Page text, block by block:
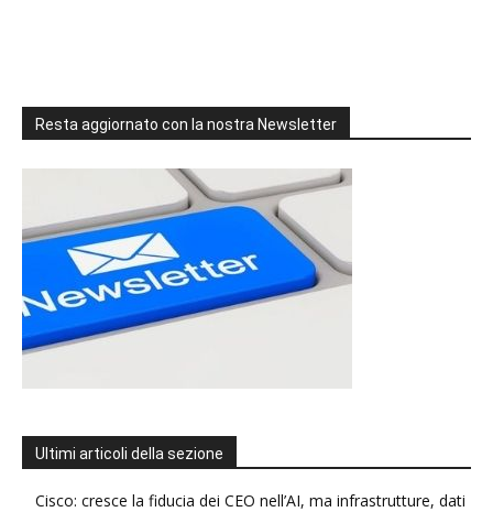
Resta aggiornato con la nostra Newsletter
Ultimi articoli della sezione
Cisco: cresce la fiducia dei CEO nell’AI, ma infrastrutture, dati